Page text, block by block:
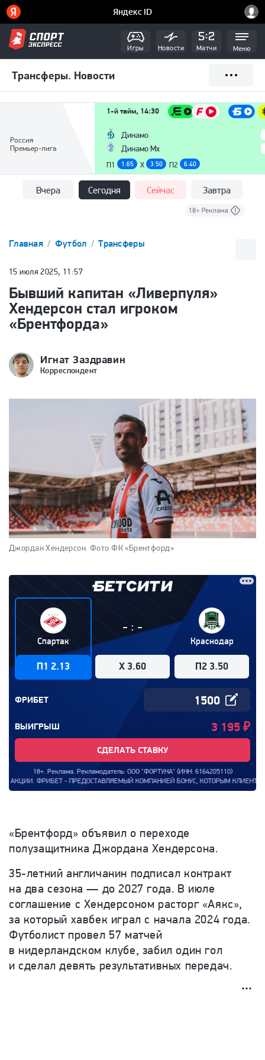
Игры Новости Матчи Меню
Трансферы. Новости
Россия
Премьер-лига
1-й тайм, 14:30
Динамо
Динамо Мх
П1 1.65 X 3.50 П2 6.40
Вчера Сегодня Сейчас Завтра
Главная Футбол Трансферы
15 июля 2025, 11:57
Бывший капитан «Ливерпуля»
Хендерсон стал игроком
«Брентфорда»
Игнат Заздравин
Корреспондент
Джордан Хендерсон. Фото ФК «Брентфорд»
Спартак
П1 2.13
- : -
X 3.60
Краснодар
П2 3.50
ФРИБЕТ
ВЫИГРЫШ 3 195 ₽
СДЕЛАТЬ СТАВКУ
18+. Реклама. Рекламодатель: ООО "ФОРТУНА" (ИНН: 6164205110)
ФРИБЕТ - ПРЕДОСТАВЛЯЕМЫЙ КОМПАНИЕЙ БОНУС, КОТОРЫМ КЛИЕНТ
«Брентфорд» объявил о переходе
полузащитника Джордана Хендерсона.
35-летний англичанин подписал контракт
на два сезона — до 2027 года. В июле
соглашение с Хендерсоном расторг «Аякс»,
за который хавбек играл с начала 2024 года.
Футболист провел 57 матчей
в нидерландском клубе, забил один гол
и сделал девять результативных передач.